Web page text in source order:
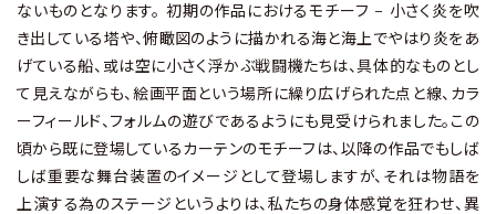
ないものとなります。 初期の作品におけるモチーフ – 小さく炎を吹
き出している塔や、俯瞰図のように描かれる海と海上でやはり炎をあ
げている船、或は空に小さく浮かぶ戦闘機たちは、具体的なものとし
て見えながらも、絵画平面という場所に繰り広げられた点と線、カラ
ーフィールド、フォルムの遊びであるようにも見受けられました。この
頃から既に登場しているカーテンのモチーフは、以降の作品でもしば
しば重要な舞台装置のイメージとして登場しますが、それは物語を
上演する為のステージというよりは、私たちの身体感覚を狂わせ、異